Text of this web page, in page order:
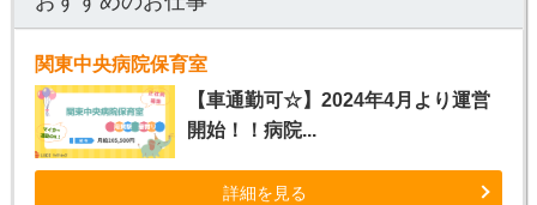
関東中央病院保育室
【車通勤可☆】2024年4月より運営
開始！！病院...
詳細を見る